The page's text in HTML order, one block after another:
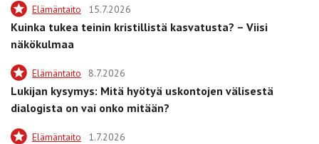
Elämäntaito 15.7.2026
Kuinka tukea teinin kristillistä kasvatusta? – Viisi
näkökulmaa
Elämäntaito 8.7.2026
Lukijan kysymys: Mitä hyötyä uskontojen välisestä
dialogista on vai onko mitään?
Elämäntaito 1.7.2026